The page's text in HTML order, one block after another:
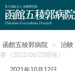
函館五稜郭病院 > 治験
要（2021/06/23開催）